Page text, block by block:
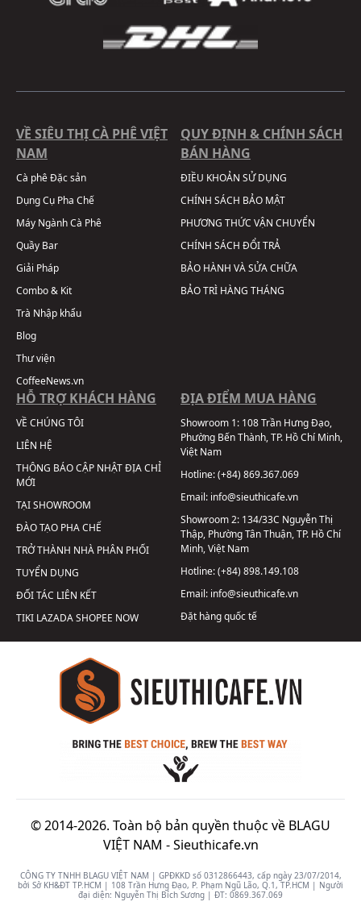
VỀ SIÊU THỊ CÀ PHÊ VIỆT
NAM
Cà phê Đặc sản
Dụng Cụ Pha Chế
Máy Ngành Cà Phê
Quầy Bar
Giải Pháp
Combo & Kit
Trà Nhập khẩu
Blog
Thư viện
CoffeeNews.vn
QUY ĐỊNH & CHÍNH SÁCH
BÁN HÀNG
ĐIỀU KHOẢN SỬ DỤNG
CHÍNH SÁCH BẢO MẬT
PHƯƠNG THỨC VẬN CHUYỂN
CHÍNH SÁCH ĐỔI TRẢ
BẢO HÀNH VÀ SỬA CHỮA
BẢO TRÌ HÀNG THÁNG
HỖ TRỢ KHÁCH HÀNG
VỀ CHÚNG TÔI
LIÊN HỆ
THÔNG BÁO CẬP NHẬT ĐỊA CHỈ
MỚI
TẠI SHOWROOM
ĐÀO TẠO PHA CHẾ
TRỞ THÀNH NHÀ PHÂN PHỐI
TUYỂN DỤNG
ĐỐI TÁC LIÊN KẾT
TIKI LAZADASHOPEE NOW
ĐỊA ĐIỂM MUA HÀNG
Showroom 1: 108 Trần Hưng Đạo,
Phường Bến Thành, TP. Hồ Chí Minh,
Việt Nam
Hotline:(+84) 869.367.069
Email: info@sieuthicafe.vn
Showroom 2: 134/33C Nguyễn Thị
Thập, Phường Tân Thuận, TP. Hồ Chí
Minh, Việt Nam
Hotline:(+84) 898.149.108
Email: info@sieuthicafe.vn
Đặt hàng quốc tế
© 2014-2026. Toàn bộ bản quyền thuộc về BLAGU
VIỆT NAM -Sieuthicafe.vn
CÔNG TY TNHH BLAGU VIỆT NAM | GPĐKKD số 0312866443, cấp ngày 23/07/2014,
bởi Sở KH&ĐT TP.HCM | 108 Trần Hưng Đạo, P. Phạm Ngũ Lão, Q.1, TP.HCM | Người
đại diện: Nguyễn Thị Bích Sương | ĐT: 0869.367.069